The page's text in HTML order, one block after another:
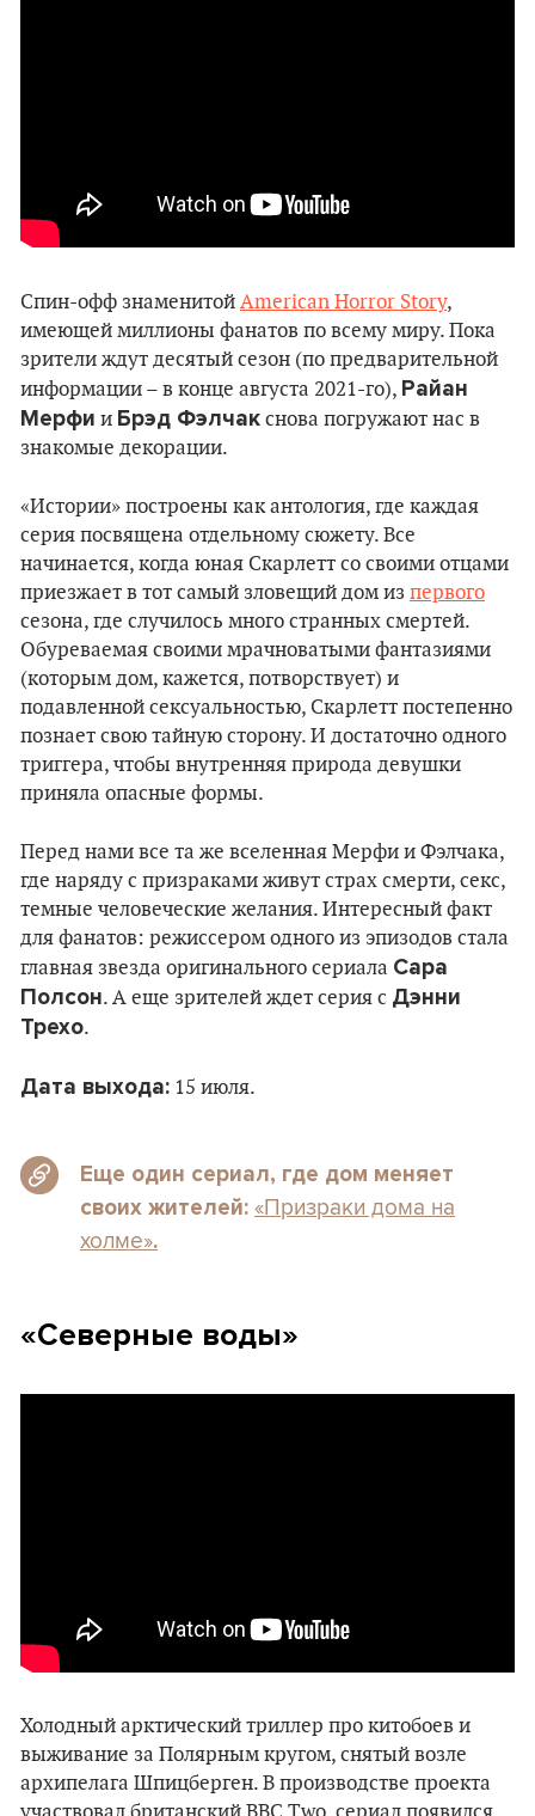
Спин-офф знаменитой American Horror Story,
имеющей миллионы фанатов по всему миру. Пока
зрители ждут десятый сезон (по предварительной
информации – в конце августа 2021-го), Райан
Мерфи и Брэд Фэлчак снова погружают нас в
знакомые декорации.
«Истории» построены как антология, где каждая
серия посвящена отдельному сюжету. Все
начинается, когда юная Скарлетт со своими отцами
приезжает в тот самый зловещий дом из первого
сезона, где случилось много странных смертей.
Обуреваемая своими мрачноватыми фантазиями
(которым дом, кажется, потворствует) и
подавленной сексуальностью, Скарлетт постепенно
познает свою тайную сторону. И достаточно одного
триггера, чтобы внутренняя природа девушки
приняла опасные формы.
Перед нами все та же вселенная Мерфи и Фэлчака,
где наряду с призраками живут страх смерти, секс,
темные человеческие желания. Интересный факт
для фанатов: режиссером одного из эпизодов стала
главная звезда оригинального сериала Сара
Полсон. А еще зрителей ждет серия с Дэнни
Трехо.
Дата выхода: 15 июля.
Еще один сериал, где дом меняет
своих жителей: «Призраки дома на
холме».
«Северные воды»
Холодный арктический триллер про китобоев и
выживание за Полярным кругом, снятый возле
архипелага Шпицберген. В производстве проекта